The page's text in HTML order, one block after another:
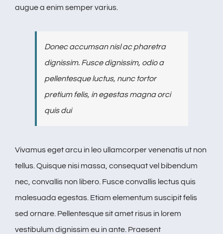
augue a enim semper varius.
Donec accumsan nisl ac pharetra
dignissim. Fusce dignissim, odio a
pellentesque luctus, nunc tortor
pretium felis, in egestas magna orci
quis dui
Vivamus eget arcu in leo ullamcorper venenatis ut non
tellus. Quisque nisi massa, consequat vel bibendum
nec, convallis non libero. Fusce convallis lectus quis
malesuada egestas. Etiam elementum suscipit felis
sed ornare. Pellentesque sit amet risus in lorem
vestibulum dignissim eu in ante. Praesent